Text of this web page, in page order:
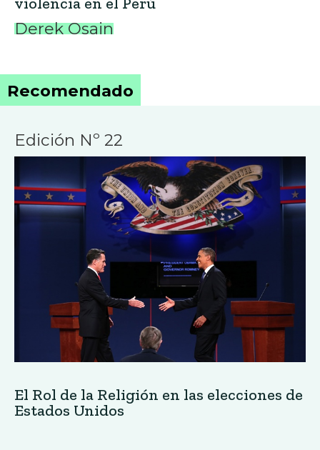
Derek Osain
Recomendado
Edición Nº 22
El Rol de la Religión en las elecciones de
Estados Unidos